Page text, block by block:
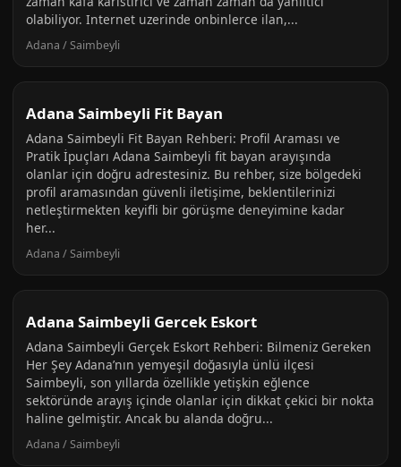
olabiliyor. Internet uzerinde onbinlerce ilan,...
Adana / Saimbeyli
Adana Saimbeyli Fit Bayan
Adana Saimbeyli Fit Bayan Rehberi: Profil Araması ve
Pratik İpuçları Adana Saimbeyli fit bayan arayışında
olanlar için doğru adrestesiniz. Bu rehber, size bölgedeki
profil aramasından güvenli iletişime, beklentilerinizi
netleştirmekten keyifli bir görüşme deneyimine kadar
her...
Adana / Saimbeyli
Adana Saimbeyli Gercek Eskort
Adana Saimbeyli Gerçek Eskort Rehberi: Bilmeniz Gereken
Her Şey Adana’nın yemyeşil doğasıyla ünlü ilçesi
Saimbeyli, son yıllarda özellikle yetişkin eğlence
sektöründe arayış içinde olanlar için dikkat çekici bir nokta
haline gelmiştir. Ancak bu alanda doğru...
Adana / Saimbeyli